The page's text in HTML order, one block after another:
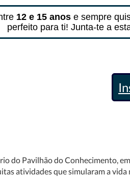
12 e 15 anos e sempre
perfeito para ti! Junta-te a
do Pavilhão do Conhecimento,
atividades que simularam a vida